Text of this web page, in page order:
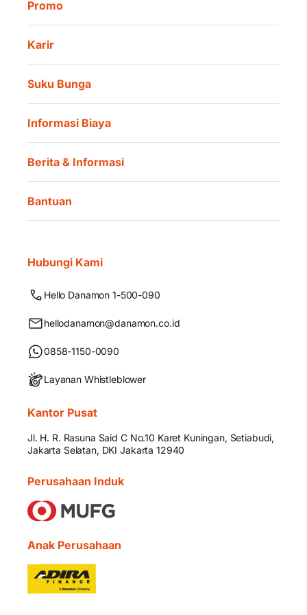
Promo
Karir
Suku Bunga
Informasi Biaya
Berita & Informasi
Bantuan
Hubungi Kami
Hello Danamon 1-500-090
hellodanamon@danamon.co.id
0858-1150-0090
Layanan Whistleblower
Kantor Pusat
Jl. H. R. Rasuna Said C No.10 Karet Kuningan, Setiabudi,
Jakarta Selatan, DKI Jakarta 12940
Perusahaan Induk
Anak Perusahaan